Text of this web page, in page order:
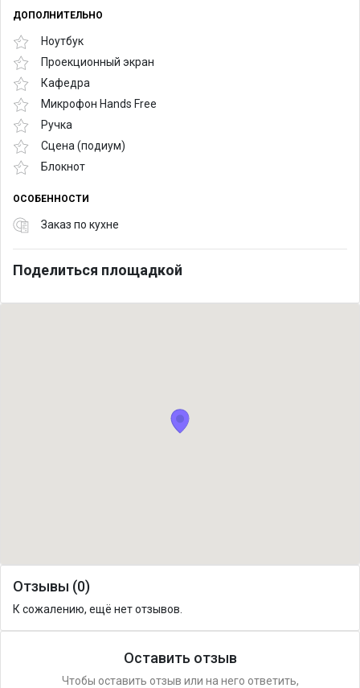
ДОПОЛНИТЕЛЬНО
Ноутбук
Проекционный экран
Кафедра
Микрофон Hands Free
Ручка
Сцена (подиум)
Блокнот
ОСОБЕННОСТИ
Заказ по кухне
Поделиться площадкой
Отзывы (0)
К сожалению, ещё нет отзывов.
Оставить отзыв
Чтобы оставить отзыв или на него ответить,